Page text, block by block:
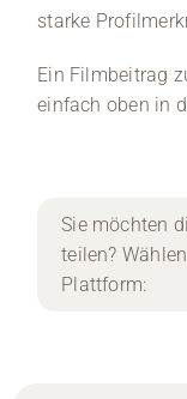
starke
Ein Filmbeitrag
einfach oben in
Sie möchten
teilen?
Plattform: